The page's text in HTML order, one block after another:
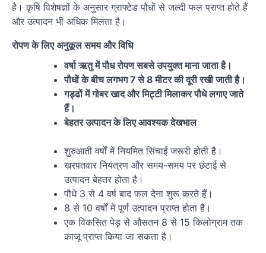
है। कृषि विशेषज्ञों के अनुसार ग्राफ्टेड पौधों से जल्दी फल प्राप्त होते हैं
और उत्पादन भी अधिक मिलता है।
रोपण के लिए अनुकूल समय और विधि
वर्षा ऋतु में पौध रोपण सबसे उपयुक्त माना जाता है।
पौधों के बीच लगभग 7 से 8 मीटर की दूरी रखी जाती है।
गड्ढों में गोबर खाद और मिट्टी मिलाकर पौधे लगाए जाते
हैं।
बेहतर उत्पादन के लिए आवश्यक देखभाल
शुरुआती वर्षों में नियमित सिंचाई जरूरी होती है।
खरपतवार नियंत्रण और समय-समय पर छंटाई से
उत्पादन बेहतर होता है।
पौधे 3 से 4 वर्ष बाद फल देना शुरू करते हैं।
8 से 10 वर्षों में पूर्ण उत्पादन प्राप्त होता है।
एक विकसित पेड़ से औसतन 8 से 15 किलोग्राम तक
काजू प्राप्त किया जा सकता है।